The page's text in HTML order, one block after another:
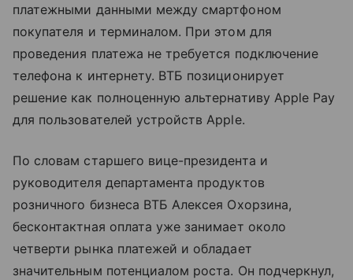
платежными данными между смартфоном
покупателя и терминалом. При этом для
проведения платежа не требуется подключение
телефона к интернету. ВТБ позиционирует
решение как полноценную альтернативу Apple Pay
для пользователей устройств Apple.
По словам старшего вице-президента и
руководителя департамента продуктов
розничного бизнеса ВТБ Алексея Охорзина,
бесконтактная оплата уже занимает около
четверти рынка платежей и обладает
значительным потенциалом роста. Он подчеркнул,